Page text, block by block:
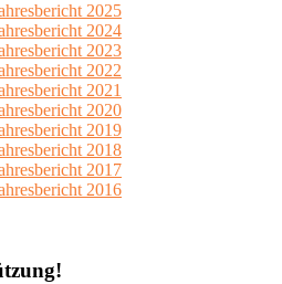
2025
2024
2023
2022
2021
2020
2019
2018
2017
2016